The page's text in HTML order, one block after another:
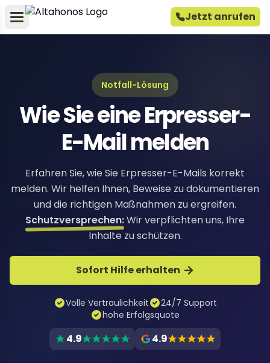
Jetzt anrufen
Notfall-Lösung
Wie Sie eine Erpresser-
E-Mail melden
Erfahren Sie, wie Sie Erpresser-E-Mails korrekt
melden. Wir helfen Ihnen, Beweise zu dokumentieren
und die richtigen Maßnahmen zu ergreifen.
Schutzversprechen:Wir verpflichten uns, Ihre
Inhalte zu schützen.
Sofort Hilfe erhalten
Volle Vertraulichkeit
24/7 Support
hohe Erfolgsquote
4.9 4.9